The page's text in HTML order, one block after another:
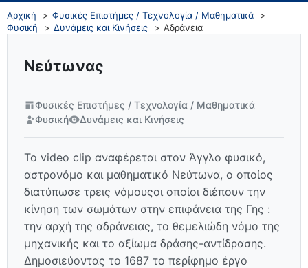
Αρχική
Φυσικές Επιστήμες / Τεχνολογία / Μαθηματικά
Φυσική
Δυνάμεις και Κινήσεις Αδράνεια
Νεύτωνας
Φυσικές Επιστήμες / Τεχνολογία / Μαθηματικά
Φυσική
Δυνάμεις και Κινήσεις
Το video clip αναφέρεται στον Άγγλο φυσικό,
αστρονόμο και μαθηματικό Νεύτωνα, ο οποίος
διατύπωσε τρεις νόμουςοι οποίοι διέπουν την
κίνηση των σωμάτων στην επιφάνεια της Γης :
την αρχή της αδράνειας, το θεμελιώδη νόμο της
μηχανικής και το αξίωμα δράσης-αντίδρασης.
Δημοσιεύοντας το 1687 το περίφημο έργο